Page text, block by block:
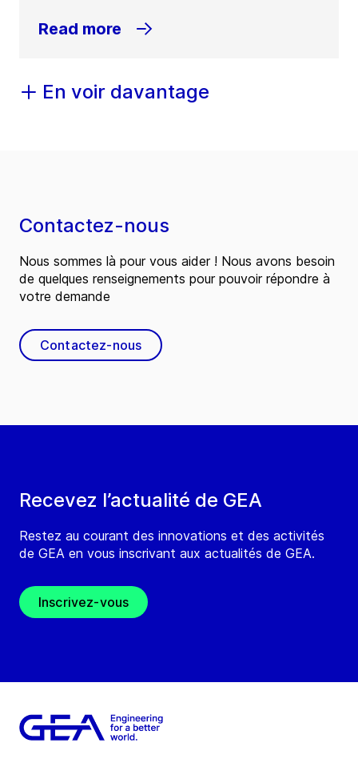
Read more
En voir davantage
Recevez l’actualité de GEA
Restez au courant des innovations et des activités
de GEA en vous inscrivant aux actualités de GEA.
Inscrivez-vous
Contactez-nous
Nous sommes là pour vous aider ! Nous avons besoin
de quelques renseignements pour pouvoir répondre à
votre demande
Contactez-nous